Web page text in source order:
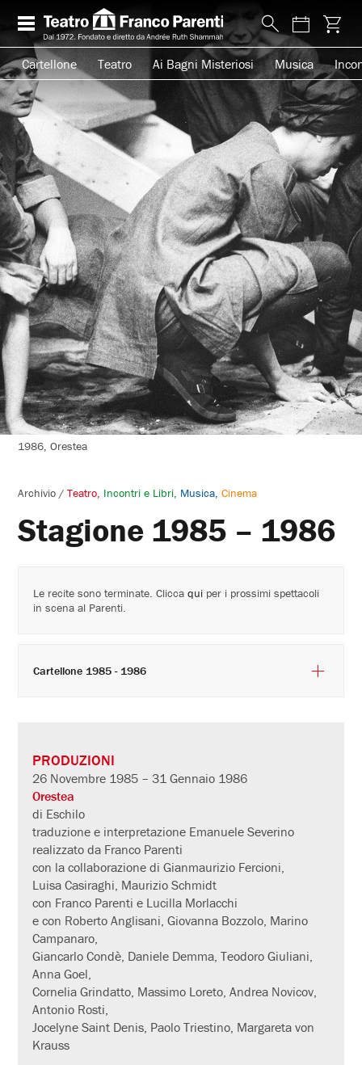
Cartellone Teatro Ai Bagni Misteriosi Musica
1986, Orestea
Archivio /Teatro Incontri e Libri Musica Cinema
Stagione 1985 – 1986
PRODUZIONI
26 Novembre 1985 – 31 Gennaio 1986
Orestea
di Eschilo
traduzione e interpretazione Emanuele Severino
realizzato da Franco Parenti
con la collaborazione di Gianmaurizio Fercioni,
Luisa Casiraghi, Maurizio Schmidt
con Franco Parenti e Lucilla Morlacchi
e con Roberto Anglisani, Giovanna Bozzolo, Marino
Campanaro,
Giancarlo Condè, Daniele Demma, Teodoro Giuliani,
Anna Goel,
Cornelia Grindatto, Massimo Loreto, Andrea Novicov,
Antonio Rosti,
Jocelyne Saint Denis, Paolo Triestino, Margareta von
Krauss
Le recite sono terminate. Cliccaqui per i prossimi spettacoli
in scena al Parenti.
Cartellone 1985 - 1986